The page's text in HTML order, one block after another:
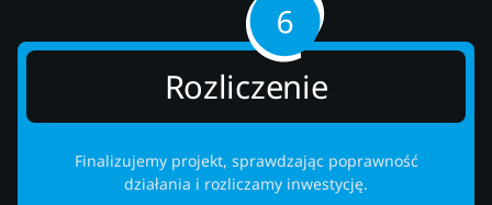
Rozliczenie
Finalizujemy projekt, sprawdzając poprawność
działania i rozliczamy inwestycję.